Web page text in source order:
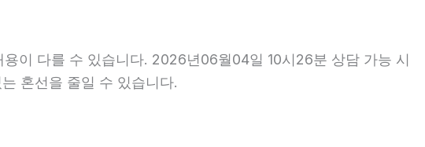
이 다를 수 있습니다. 2026년06월04일 10시26분 상담 가능 시
혼선을 줄일 수 있습니다.